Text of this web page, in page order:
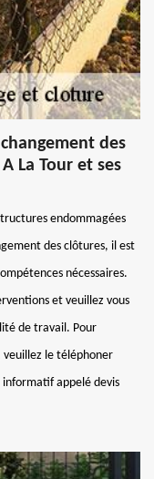
des
La Tour et ses
endommagées
des clôtures, il est
nécessaires.
et veuillez vous
de travail. Pour
le téléphoner
appelé devis